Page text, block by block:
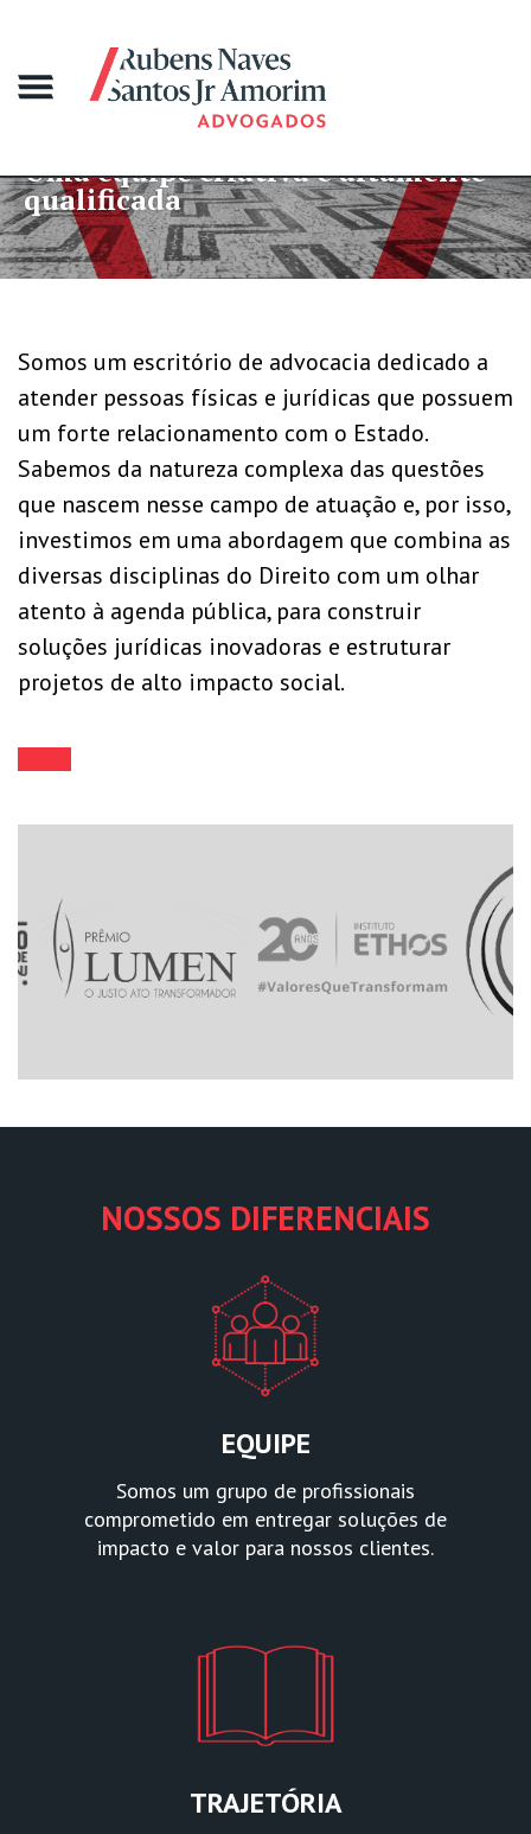
equipe criativa e altamente
Somos um escritório de advocacia dedicado a
atender pessoas físicas e jurídicas que possuem
um forte relacionamento com o Estado.
Sabemos da natureza complexa das questões
que nascem nesse campo de atuação e, por isso,
investimos em uma abordagem que combina as
diversas disciplinas do Direito com um olhar
atento à agenda pública, para construir
soluções jurídicas inovadoras e estruturar
projetos de alto impacto social.
NOSSOS DIFERENCIAIS
EQUIPE
Somos um grupo de profissionais
comprometido em entregar soluções de
impacto e valor para nossos clientes.
TRAJETÓRIA